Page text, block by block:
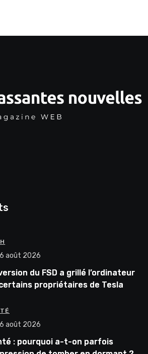
6 août 2026
du FSD a grillé l’ordinateur
propriétaires de Tesla
6 août 2026
: pourquoi a-t-on parfois